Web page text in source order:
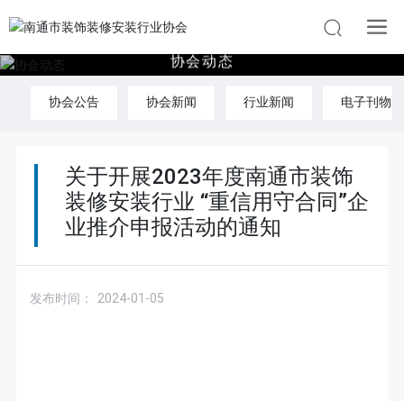
协会动态
协会公告 协会新闻 行业新闻 电子刊物
关于开展2023年度南通市装饰
装修安装行业 “重信用守合同”企
业推介申报活动的通知
发布时间： 2024-01-05